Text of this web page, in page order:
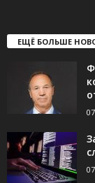
ЕЩЁ БОЛЬШЕ